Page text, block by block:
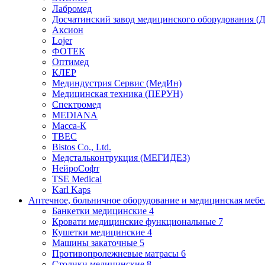
Лабромед
Досчатинский завод медицинского оборудования
Аксион
Lojer
ФОТЕК
Оптимед
КЛЕР
Мединдустрия Сервис (МедИн)
Медицинская техника (ПЕРУН)
Спектромед
MEDIANA
Масса-К
ТВЕС
Bistos Co., Ltd.
Медстальконтрукция (МЕГИДЕЗ)
НейроСофт
TSE Medical
Karl Kaps
Аптечное, больничное оборудование и медицинская
Банкетки медицинские 4
Кровати медицинские функциональные 7
Кушетки медицинские 4
Машины закаточные 5
Противопролежневые матрасы 6